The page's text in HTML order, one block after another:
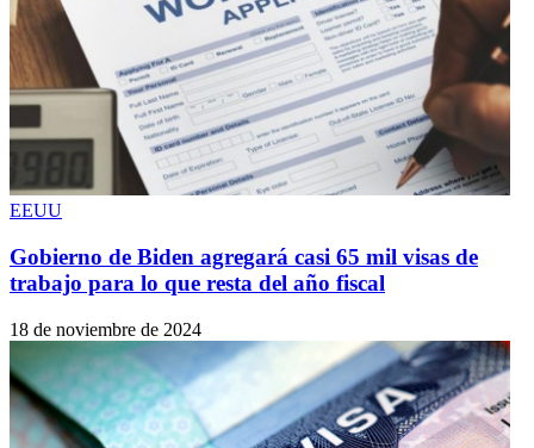
EEUU
Gobierno de Biden agregará casi 65 mil visas de
trabajo para lo que resta del año fiscal
18 de noviembre de 2024